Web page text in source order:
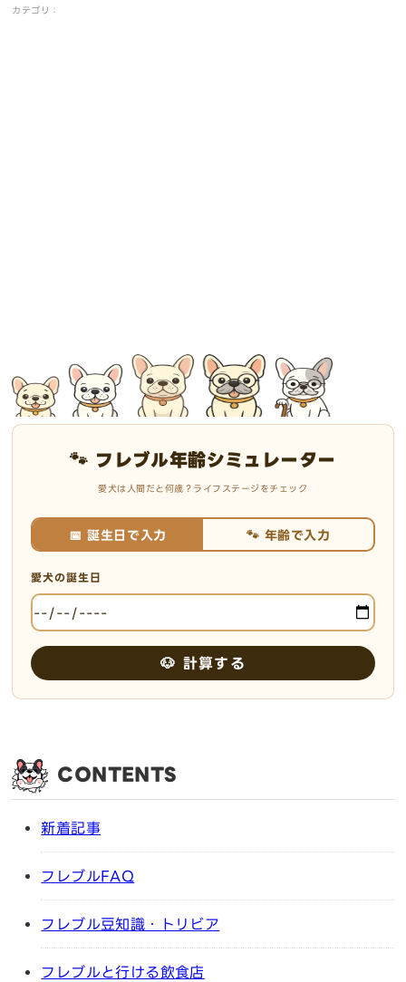
カテゴリ：
🐾 フレブル年齢シミュレーター
愛犬は人間だと何歳？ライフステージをチェック
📅 誕生日で入力 🐾 年齢で入力
愛犬の誕生日
🐶 計算する
CONTENTS
新着記事
フレブルFAQ
フレブル豆知識・トリビア
フレブルと行ける飲食店